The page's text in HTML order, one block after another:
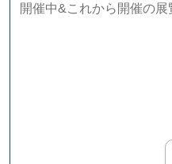
開催中&これから開催の展